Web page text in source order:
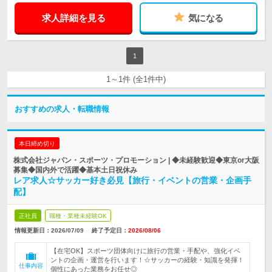
求人詳細を見る 気になる
1
1～1件 (全1件中)
おすすめの求人・転職情報
本日締め切り
株式会社ジャパン・スポーツ・プロモーション | ◆未経験歓迎◆東京or大阪
募集◆国内外で活躍◆基本土日祝休み
レア求人☆サッカー好き必見【旅行・イベントの営業・企画手
配】
正社員 職種・業種未経験OK
情報更新日：2026/07/09 終了予定日： 2026/08/06
仕事内容
【在宅OK】スポーツ団体向けに旅行の営業・手配や、強化イベ
ントの企画・運営を行います！☆サッカーの経験・知識を発揮！
個性にあった業務をお任せ◎